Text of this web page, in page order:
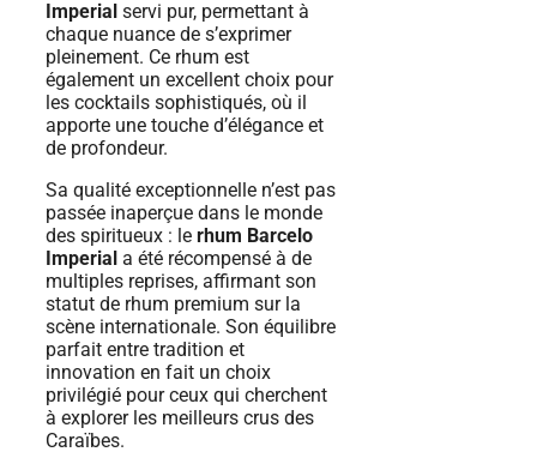
Imperial servi pur, permettant à
chaque nuance de s’exprimer
pleinement. Ce rhum est
également un excellent choix pour
les cocktails sophistiqués, où il
apporte une touche d’élégance et
de profondeur.
Sa qualité exceptionnelle n’est pas
passée inaperçue dans le monde
des spiritueux : le rhum Barcelo
Imperial a été récompensé à de
multiples reprises, affirmant son
statut de rhum premium sur la
scène internationale. Son équilibre
parfait entre tradition et
innovation en fait un choix
privilégié pour ceux qui cherchent
à explorer les meilleurs crus des
Caraïbes.